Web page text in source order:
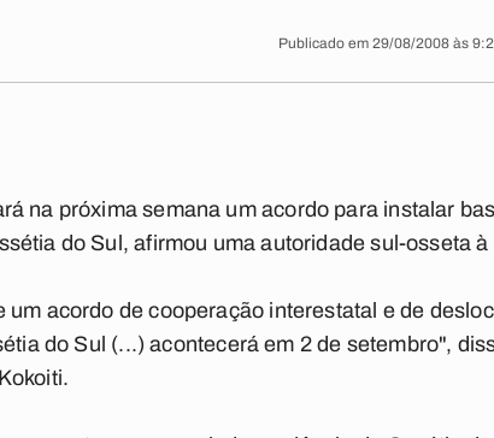
Publicado em 29/08/2008 às
na próxima semana um acordo para instalar
do Sul, afirmou uma autoridade sul-osseta
um acordo de cooperação interestatal e de
do Sul (...) acontecerá em 2 de setembro",